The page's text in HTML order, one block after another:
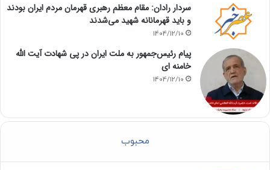
سردار رادان: مقام معظم رهبری قهرمان مردم ایران بودند
و باید قهرمانانه شهید می‌شدند
1404/12/10
پیام رئیس‌جمهور به ملت ایران در پی شهادت آیت الله
خامنه ای
1404/12/10
محبوب